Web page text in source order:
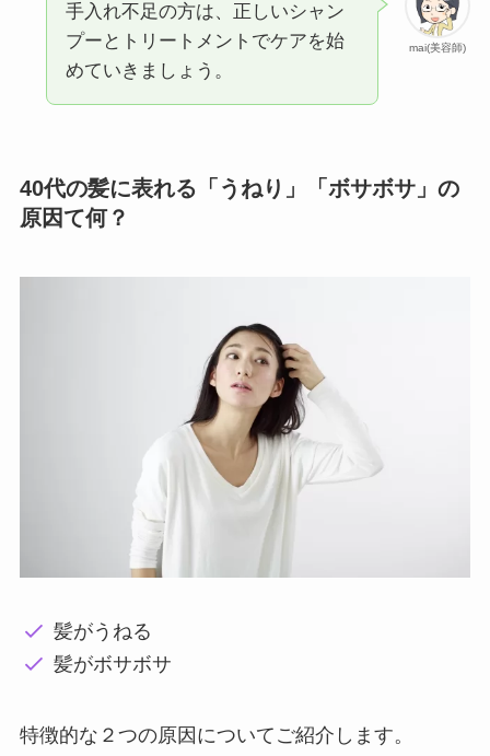
mai(美容師)
手入れ不足の方は、正しいシャン
プーとトリートメントでケアを始
めていきましょう。
40代の髪に表れる「うねり」「ボサボサ」の
原因て何？
髪がうねる
髪がボサボサ
特徴的な２つの原因についてご紹介します。